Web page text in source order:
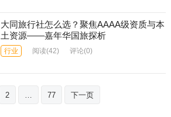
大同旅行社怎么选？聚焦AAAA级资质与本
土资源——嘉年华国旅探析
行业 阅读(42) 评论(0)
2 … 77 下一页